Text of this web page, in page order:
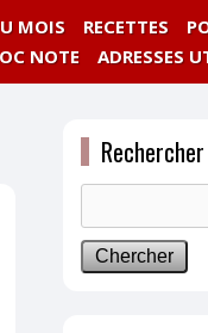
RECETTES
MOIS
ADRESSES
NOTE